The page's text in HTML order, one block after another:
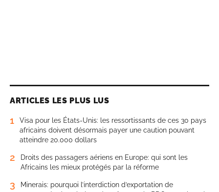
ARTICLES LES PLUS LUS
1
Visa pour les États-Unis: les ressortissants de ces 30 pays
africains doivent désormais payer une caution pouvant
atteindre 20.000 dollars
2
Droits des passagers aériens en Europe: qui sont les
Africains les mieux protégés par la réforme
3
Minerais: pourquoi l’interdiction d’exportation de